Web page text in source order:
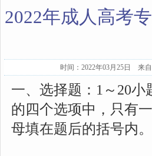
2022年成人高考
时间：2022年03月25日 来
一、选择题：1～20
的四个选项中，只有
母填在题后的括号内。